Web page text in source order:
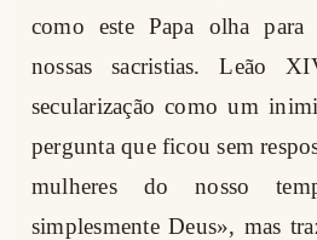
como este Papa olha
nossas sacristias. Leão
secularização como um
pergunta que ficou sem
mulheres do nosso
simplesmente Deus», mas